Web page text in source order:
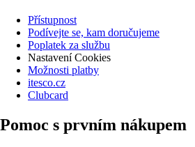
Přístupnost
Podívejte se, kam doručujeme
Poplatek za službu
Nastavení Cookies
Možnosti platby
itesco.cz
Clubcard
Pomoc s prvním nákupem